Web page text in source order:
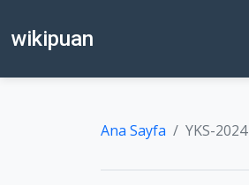
wikipuan
Ana Sayfa YKS-